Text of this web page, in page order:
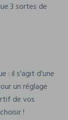
3 sortes de
: il s'agit d'une
un réglage
de vos
!